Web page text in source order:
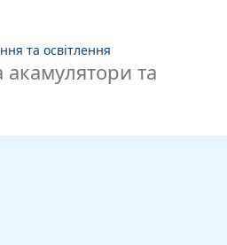
та освітлення
акамулятори та